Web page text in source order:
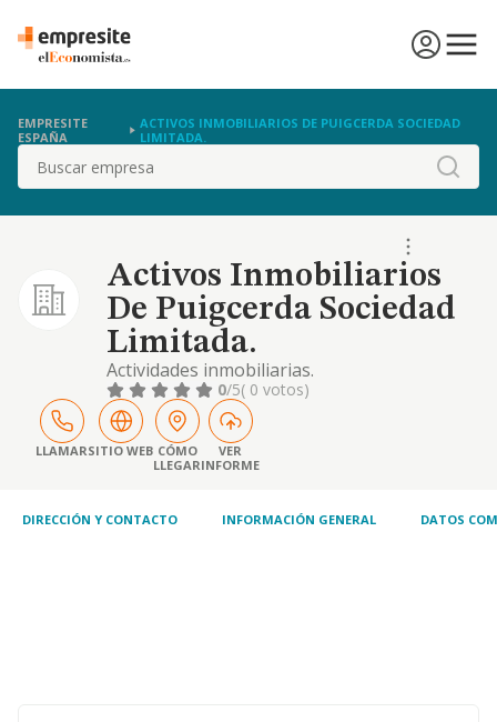
EMPRESITE
ESPAÑA
ACTIVOS INMOBILIARIOS DE PUIGCERDA SOCIEDAD
LIMITADA.
Buscar
Activos Inmobiliarios
De Puigcerda Sociedad
Limitada.
Actividades inmobiliarias.
0/5( 0 votos)
LLAMARSITIO WEB CÓMO
LLEGAR
VER
INFORME
DIRECCIÓN Y CONTACTO INFORMACIÓN GENERAL DATOS